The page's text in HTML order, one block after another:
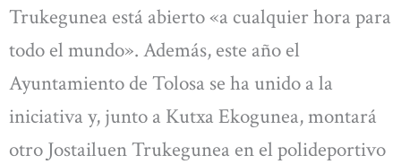
Trukegunea está abierto «a cualquier hora para
todo el mundo». Además, este año el
Ayuntamiento de Tolosa se ha unido a la
iniciativa y, junto a Kutxa Ekogunea, montará
otro Jostailuen Trukegunea en el polideportivo